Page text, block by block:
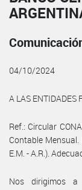
04/10/2024
A LAS ENTIDADES
Ref.: Circular
Contable
E.M. - A.R.).
Nos dirigimos a